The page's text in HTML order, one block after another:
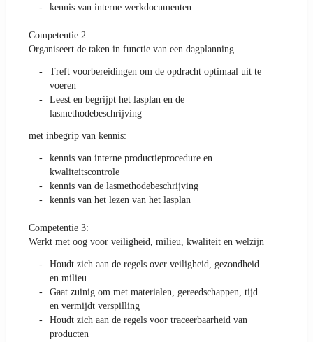
kennis van interne werkdocumenten
Competentie 2:
Organiseert de taken in functie van een dagplanning
Treft voorbereidingen om de opdracht optimaal uit te
voeren
Leest en begrijpt het lasplan en de
lasmethodebeschrijving
met inbegrip van kennis:
kennis van interne productieprocedure en
kwaliteitscontrole
kennis van de lasmethodebeschrijving
kennis van het lezen van het lasplan
Competentie 3:
Werkt met oog voor veiligheid, milieu, kwaliteit en welzijn
Houdt zich aan de regels over veiligheid, gezondheid
en milieu
Gaat zuinig om met materialen, gereedschappen, tijd
en vermijdt verspilling
Houdt zich aan de regels voor traceerbaarheid van
producten